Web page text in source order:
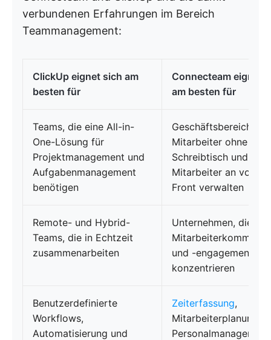
verbundenen Erfahrungen im Bereich
Teammanagement:
ClickUp eignet sich am
besten für
Connecteam eignet
am besten für
Teams, die eine All-in-
One-Lösung für
Projektmanagement und
Aufgabenmanagement
benötigen
Geschäftsbereiche,
Mitarbeiter ohne
Schreibtisch und
Mitarbeiter an
Front verwalten
Remote- und Hybrid-
Teams, die in Echtzeit
zusammenarbeiten
Unternehmen, die
und -engagement
konzentrieren
Benutzerdefinierte
Workflows,
Automatisierung und
Zeiterfassung,
Mitarbeiterplanung
Personalmanagement